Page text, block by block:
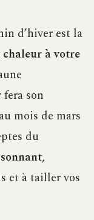
d’hiver est la
à votre
son
mois de mars
du
,
et à tailler vos